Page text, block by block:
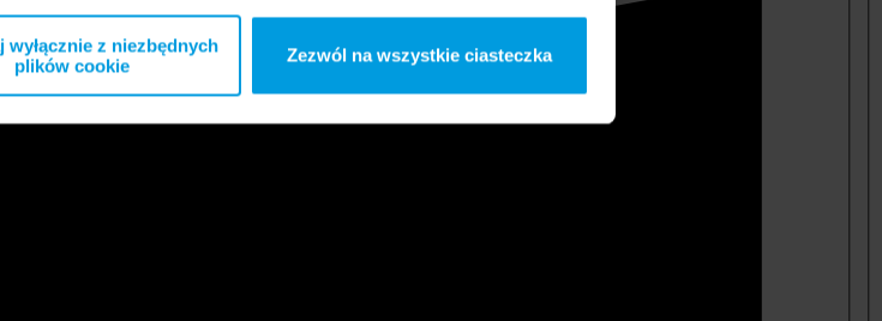
wyłącznie z niezbędnych
plików cookie
Zezwól na wszystkie ciasteczka